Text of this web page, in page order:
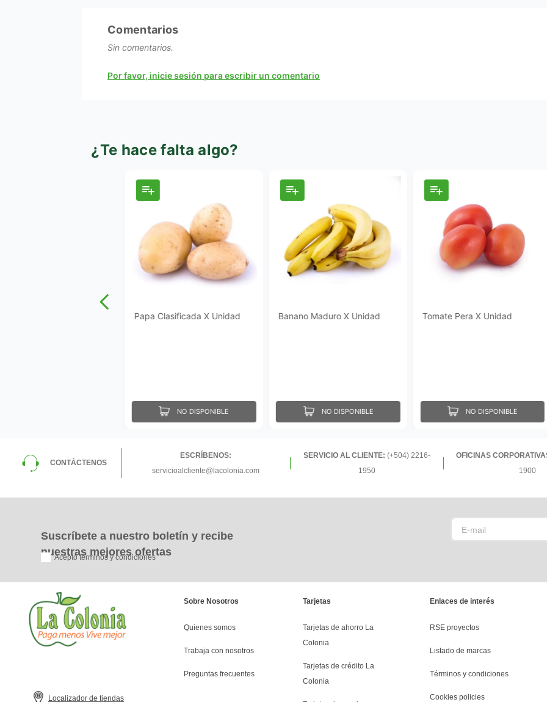
Comentarios
Por favor, inicie sesión para escribir un comentario
Sin comentarios.
¿Te hace falta algo?
Papa Clasificada X Unidad
NO DISPONIBLE
Banano Maduro X Unidad
NO DISPONIBLE
Tomate Pera X Unidad
NO DISPONIBLE
CONTÁCTENOS
ESCRÍBENOS:
servicioalcliente@lacolonia.com
SERVICIO AL CLIENTE: (+504) 2216-
1950
OFICINAS
1900
Suscríbete a nuestro boletín y recibe
nuestras mejores ofertas
Acepto términos y condiciones
Localizador de tiendas
Sobre Nosotros
Quienes somos
Trabaja con nosotros
Preguntas frecuentes
Tarjetas
Tarjetas de ahorro La
Colonia
Tarjetas de crédito La
Colonia
Enlaces de interés
RSE proyectos
Listado de marcas
Términos y condiciones
Cookies policies